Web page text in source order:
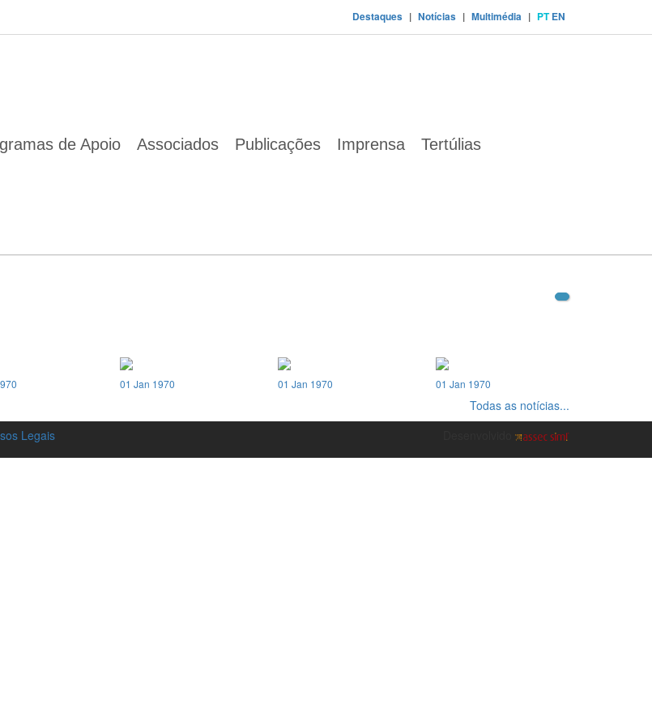
Destaques | Notícias | Multimédia | PT EN
de Apoio Associados Publicações Imprensa Tertúlias
01 Jan 1970 01 Jan 1970 01 Jan 1970
Todas as notícias...
Legais